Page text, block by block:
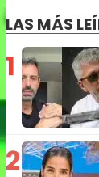
LAS MÁS
1
2